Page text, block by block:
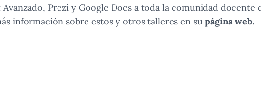
Prezi y Google Docs a toda la comunidad docente
información sobre estos y otros talleres en su página web.